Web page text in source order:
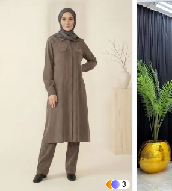
3